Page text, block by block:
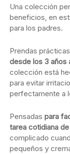
Una colección
beneficios, en
para los padres.
Prendas
desde los 3 años
colección está
para evitar
perfectamente a
Pensadas para
tarea cotidiana
complicado
pequeños y